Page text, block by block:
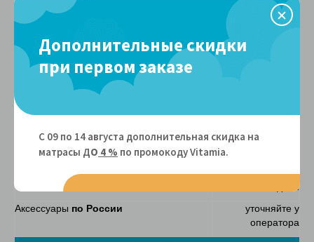
Доставкапо другим городам России
предоплаты
уточняйте у
менеджера
магазина
Доставка к назначенному времени по
Москве (опоздание максимум на 1 час)
+1800 руб. к
Сроки доставки
Аксессуары по Москве
от 3-4 рабочих
по Санкт-Петербургу
от 3-4 рабочих
дней
Аксессуары по России
уточняйте у
оператора
Дополнительные скидки
при первом заказе
С 09 по 14 августа дополнительная скидка на
матрасы ДО 4 % по промокоду Vitamiа.